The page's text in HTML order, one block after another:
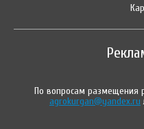
По вопросам размещения
agrokurgan@yandex.ru